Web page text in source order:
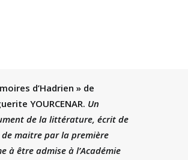
d’Hadrien » de
YOURCENAR. Un
de la littérature, écrit de
maitre par la première
à être admise à l’Académie